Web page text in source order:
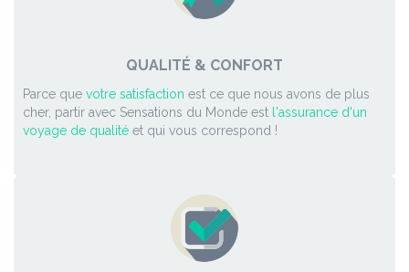
QUALITÉ & CONFORT
Parce que votre satisfaction est ce que nous avons de plus
cher, partir avec Sensations du Monde est l'assurance d'un
voyage de qualité et qui vous correspond !